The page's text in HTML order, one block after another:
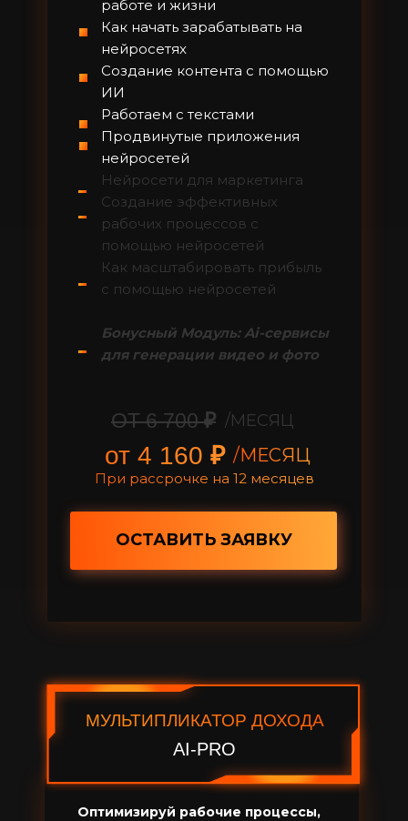
работе и жизни
Как начать зарабатывать на
нейросетях
Создание контента с помощью
ИИ
Работаем с текстами
Продвинутые приложения
нейросетей
Нейросети для маркетинга
Создание эффективных
рабочих процессов с
помощью нейросетей
Как масштабировать прибыль
с помощью нейросетей
Бонусный Модуль: Ai-сервисы
для генерации видео и фото
МУЛЬТИПЛИКАТОР ДОХОДА
AI-PRO
ОСТАВИТЬ ЗАЯВКУ
Оптимизируй рабочие процессы,
от 4 160 ₽
ОТ 6 700₽
/МЕСЯЦ
/МЕСЯЦ
При рассрочке на 12 месяцев